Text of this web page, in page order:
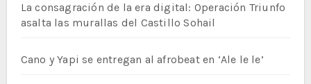
La consagración de la era digital: Operación Triunfo
asalta las murallas del Castillo Sohail
Cano y Yapi se entregan al afrobeat en ‘Ale le le’